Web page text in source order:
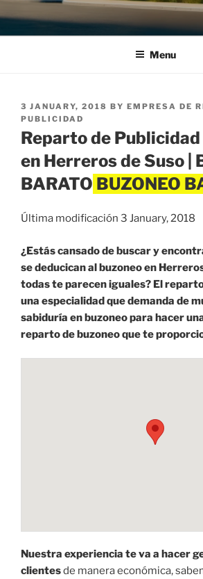
Menu
POSTED
ON
3 JANUARY, 2018 BY EMPRESA DE
PUBLICIDAD
Reparto de Publicidad
en Herreros de Suso |
BARATO
Última modificación 3 January, 2018
¿Estás cansado de buscar y
se deducican al buzoneo en
todas te parecen iguales? El
una especialidad que demanda de
sabiduría en buzoneo para hacer
reparto de buzoneo que te
Nuestra experiencia te va a hacer
clientesde manera económica,